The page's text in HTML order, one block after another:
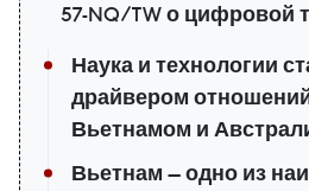
57-NQ/TW о цифровой
Наука и технологии
драйвером
Вьетнамом и
Вьетнам — одно из